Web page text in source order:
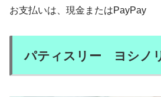
お支払いは、現金またはPayPay
パティスリー ヨシノ